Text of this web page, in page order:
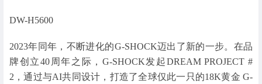
DW-H5600
2023年同年，不断进化的G-SHOCK迈出了新的一步。在品
牌创立40周年之际，G-SHOCK发起DREAM PROJECT #
2，通过与AI共同设计，打造了全球仅此一只的18K黄金 G-